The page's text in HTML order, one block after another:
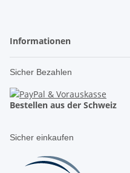
Informationen
Sicher Bezahlen
Bestellen aus der Schweiz
Sicher einkaufen